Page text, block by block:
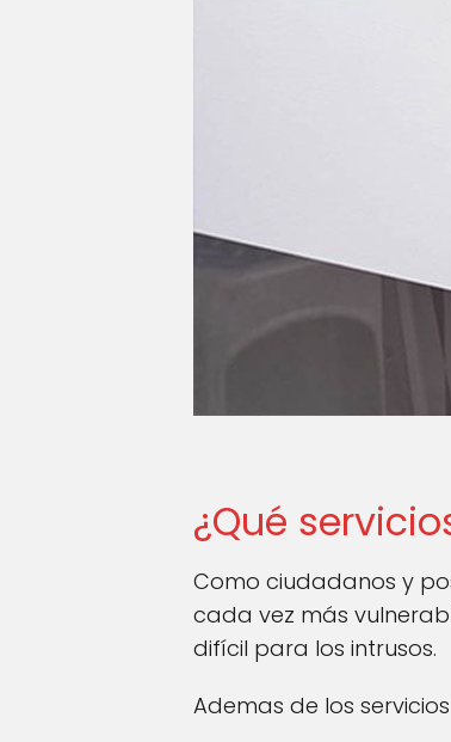
¿Qué
Como ciudadanos y
cada vez más
difícil para los intrusos.
Ademas de los